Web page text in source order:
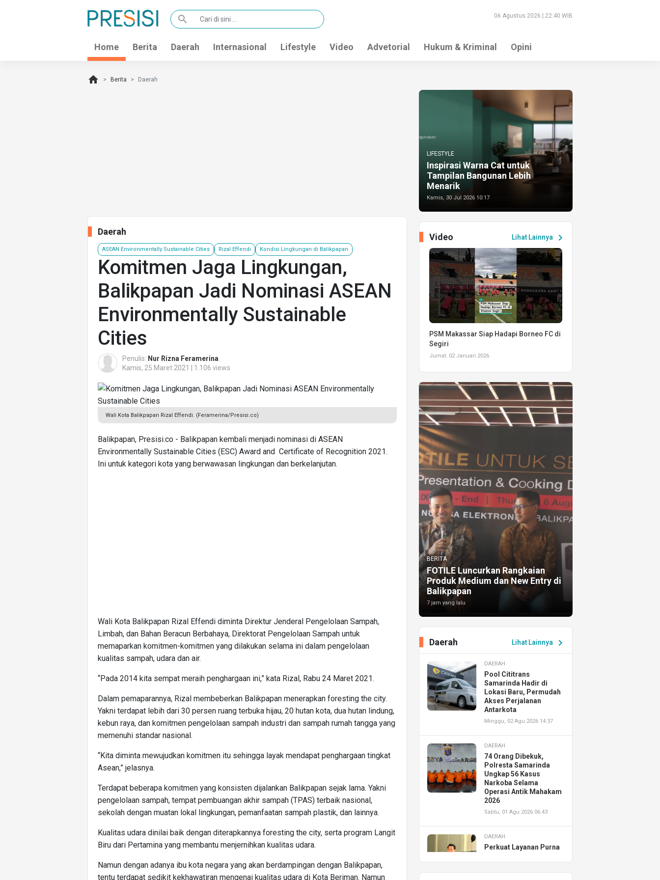
search 06 Agustus 2026 | 22:40 WIB
Home Berita Daerah Internasional Lifestyle Video Advetorial Hukum & Kriminal Opini
home Berita Daerah
Daerah
ASEAN Environmentally Sustainable Cities Rizal Effendi Kondisi Lingkungan di Balikpapan
Komitmen Jaga Lingkungan,
Balikpapan Jadi Nominasi ASEAN
Environmentally Sustainable
Cities
Penulis: Nur Rizna Feramerina
Kamis, 25 Maret 2021 | 1.106 views
Wali Kota Balikpapan Rizal Effendi. (Feramerina/Presisi.co)
Balikpapan, Presisi.co - Balikpapan kembali menjadi nominasi di ASEAN
Environmentally Sustainable Cities (ESC) Award and Certificate of Recognition 2021.
Ini untuk kategori kota yang berwawasan lingkungan dan berkelanjutan.
Wali Kota Balikpapan Rizal Effendi diminta Direktur Jenderal Pengelolaan Sampah,
Limbah, dan Bahan Beracun Berbahaya, Direktorat Pengelolaan Sampah untuk
memaparkan komitmen-komitmen yang dilakukan selama ini dalam pengelolaan
kualitas sampah, udara dan air.
“Pada 2014 kita sempat meraih penghargaan ini,” kata Rizal, Rabu 24 Maret 2021.
Dalam pemaparannya, Rizal membeberkan Balikpapan menerapkan foresting the city.
Yakni terdapat lebih dari 30 persen ruang terbuka hijau, 20 hutan kota, dua hutan lindung,
kebun raya, dan komitmen pengelolaan sampah industri dan sampah rumah tangga yang
memenuhi standar nasional.
“Kita diminta mewujudkan komitmen itu sehingga layak mendapat penghargaan tingkat
Asean,” jelasnya.
Terdapat beberapa komitmen yang konsisten dijalankan Balikpapan sejak lama. Yakni
pengelolaan sampah, tempat pembuangan akhir sampah (TPAS) terbaik nasional,
sekolah dengan muatan lokal lingkungan, pemanfaatan sampah plastik, dan lainnya.
Kualitas udara dinilai baik dengan diterapkannya foresting the city, serta program Langit
Biru dari Pertamina yang membantu menjernihkan kualitas udara.
Namun dengan adanya ibu kota negara yang akan berdampingan dengan Balikpapan,
tentu terdapat sedikit kekhawatiran mengenai kualitas udara di Kota Beriman. Namun
LIFESTYLE
Inspirasi Warna Cat untuk
Tampilan Bangunan Lebih
Menarik
Kamis, 30 Jul 2026 10:17
Lihat Lainnya chevron_right
Video
PSM Makassar Siap Hadapi Borneo FC di
Segiri
Jumat, 02 Januari 2026
BERITA
FOTILE Luncurkan Rangkaian
Produk Medium dan New Entry di
Balikpapan
7 jam yang lalu
Lihat Lainnya chevron_right
Daerah
DAERAH
Pool Cititrans
Samarinda Hadir di
Lokasi Baru, Permudah
Akses Perjalanan
Antarkota
Minggu, 02 Agu 2026 14:37
DAERAH
74 Orang Dibekuk,
Polresta Samarinda
Ungkap 56 Kasus
Narkoba Selama
Operasi Antik Mahakam
2026
Sabtu, 01 Agu 2026 06:43
DAERAH
Perkuat Layanan Purna
Resmikan AHASS